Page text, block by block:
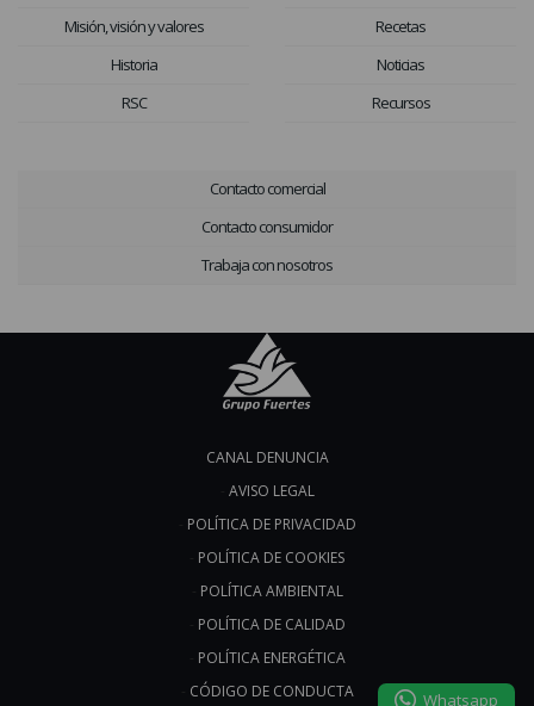
Misión, visión y valores
Historia
RSC
Recetas
Noticias
Recursos
Contacto comercial
Contacto consumidor
Trabaja con nosotros
CANAL DENUNCIA
AVISO LEGAL
POLÍTICA DE PRIVACIDAD
POLÍTICA DE COOKIES
POLÍTICA AMBIENTAL
POLÍTICA DE CALIDAD
POLÍTICA ENERGÉTICA
CÓDIGO DE CONDUCTA
Whatsapp